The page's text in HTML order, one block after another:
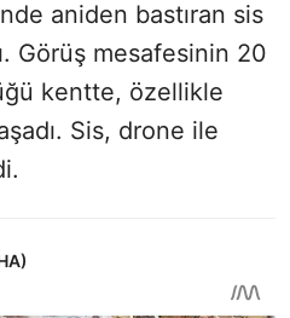
aniden bastıran sis
Görüş mesafesinin 20
kentte, özellikle
Sis, drone ile